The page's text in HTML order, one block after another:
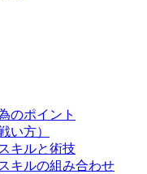
のポイント
い方）
キルと術技
キルの組み合わせ